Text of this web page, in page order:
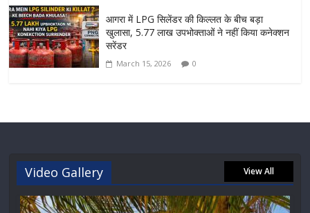
आगरा में LPG सिलेंडर की किल्लत के बीच बड़ा
खुलासा, 5.77 लाख उपभोक्ताओं ने नहीं किया कनेक्शन
सरेंडर
March 15, 2026 0
Video Gallery View All